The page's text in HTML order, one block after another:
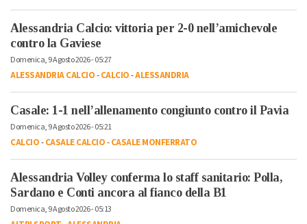
Alessandria Calcio: vittoria per 2-0 nell’amichevole
contro la Gaviese
Domenica, 9 Agosto 2026 - 05:27
ALESSANDRIA CALCIO-CALCIO-ALESSANDRIA
Casale: 1-1 nell’allenamento congiunto contro il Pavia
Domenica, 9 Agosto 2026 - 05:21
CALCIO-CASALE CALCIO-CASALE MONFERRATO
Alessandria Volley conferma lo staff sanitario: Polla,
Sardano e Conti ancora al fianco della B1
Domenica, 9 Agosto 2026 - 05:13